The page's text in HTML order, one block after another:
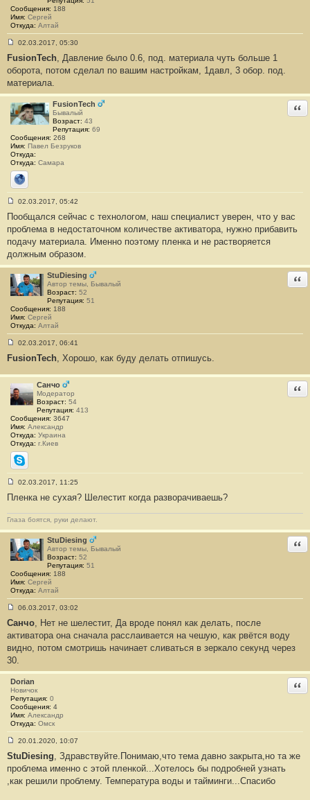
Сообщения: 188
Имя: Сергей
Откуда: Алтай
о
б
щ
н
и
е
#
02.03.2017, 05:30
FusionTech , Давление было 0.6, под. материала чуть больше 1
оборота, потом сделал по вашим настройкам, 1давл, 3 обор. под.
материала.
FusionTech
Бывалый
Возраст: 43
Репутация: 69
Сообщения: 268
Имя: Павел Безруков
Откуда:
Откуда: Самара
Сайт
о
б
щ
е
н
и
е
#
1
02.03.2017, 05:42
Пообщался сейчас с технологом, наш специалист уверен, что у вас
проблема в недостаточном количестве активатора, нужно прибавить
подачу материала. Именно поэтому пленка и не растворяется
должным образом.
StuDiesing
Автор темы, Бывалый
Возраст: 52
Репутация: 51
Сообщения: 188
Имя: Сергей
Откуда: Алтай
о
б
щ
е
н
и
е
#
1
1
02.03.2017, 06:41
FusionTech , Хорошо, как буду делать отпишусь.
Санчо
Модератор
Возраст: 54
Репутация: 413
Сообщения: 3647
Имя: Александр
Откуда: Украина
Откуда: г.Киев
Skype
о
б
щ
е
н
и
е
#
1
2
02.03.2017, 11:25
Пленка не сухая? Шелестит когда разворачиваешь?
Глаза боятся, руки делают.
StuDiesing
Автор темы, Бывалый
Возраст: 52
Репутация: 51
Сообщения: 188
Имя: Сергей
Откуда: Алтай
о
б
щ
е
н
и
е
#
1
3
06.03.2017, 03:02
Санчо , Нет не шелестит, Да вроде понял как делать, после
активатора она сначала расслаивается на чешую, как рвётся воду
видно, потом смотришь начинает сливаться в зеркало секунд через
30.
Dorian
Новичок
Репутация: 0
Сообщения: 4
Имя: Александр
Откуда: Омск
о
б
щ
20.01.2020, 10:07
StuDiesing , Здравствуйте.Понимаю,что тема давно закрыта,но та же
проблема именно с этой пленкой...Хотелось бы подробней узнать
,как решили проблему. Температура воды и тайминги...Спасибо